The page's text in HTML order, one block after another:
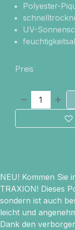
Polyester-
UV-
Preis
NEU! Kommen Sie
TRAXION! Dieses
sondern ist auch
leicht und
Dank den